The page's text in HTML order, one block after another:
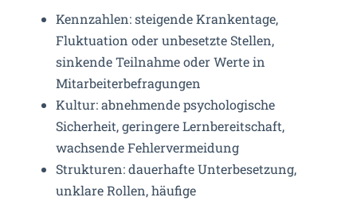
Kennzahlen: steigende Krankentage,
Fluktuation oder unbesetzte Stellen,
sinkende Teilnahme oder Werte in
Mitarbeiterbefragungen
Kultur: abnehmende psychologische
Sicherheit, geringere Lernbereitschaft,
wachsende Fehlervermeidung
Strukturen: dauerhafte Unterbesetzung,
unklare Rollen, häufige